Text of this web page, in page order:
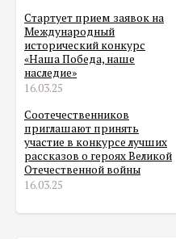
Стартует прием заявок на
Международный
исторический конкурс
«Наша Победа, наше
наследие»
16.03.25
Соотечественников
приглашают принять
участие в конкурсе лучших
рассказов о героях Великой
Отечественной войны
16.03.25